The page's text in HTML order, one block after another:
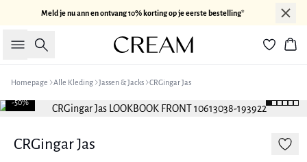
Meld je nu ann en ontvang 10% korting op je eerste bestelling*
Zoeken
Homepage Alle Kleding Jassen & Jacks CRGingar Jas
-50%
CRGingar Jas